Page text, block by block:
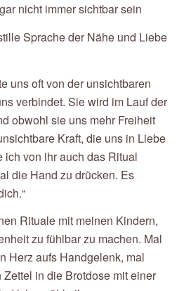
nicht immer sichtbar sein
Sprache der Nähe und Liebe
uns oft von der unsichtbaren
verbindet. Sie wird im Lauf der
obwohl sie uns mehr Freiheit
Kraft, die uns in Liebe
ich von ihr auch das Ritual
die Hand zu drücken. Es
Rituale mit meinen Kindern,
zu fühlbar zu machen. Mal
Herz aufs Handgelenk, mal
in die Brotdose mit einer